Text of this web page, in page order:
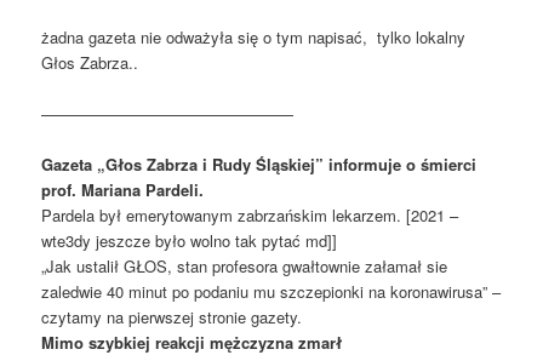
żadna gazeta nie odważyła się o tym napisać, tylko lokalny
Głos Zabrza..
————————————————
Gazeta „Głos Zabrza i Rudy Śląskiej” informuje o śmierci
prof. Mariana Pardeli.
Pardela był emerytowanym zabrzańskim lekarzem. [2021 –
wte3dy jeszcze było wolno tak pytać md]]
„Jak ustalił GŁOS, stan profesora gwałtownie załamał sie
zaledwie 40 minut po podaniu mu szczepionki na koronawirusa” –
czytamy na pierwszej stronie gazety.
Mimo szybkiej reakcji mężczyzna zmarł